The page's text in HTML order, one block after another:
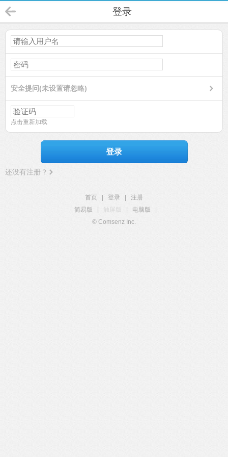
登录
安全提问(未设置请忽略)
点击重新加载
登录
还没有注册？
首页 登录
注册
简易版
触屏版 电脑版
© Comsenz Inc.